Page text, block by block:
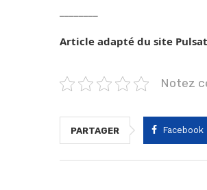
Article adapté du site
Notez
PARTAGER Facebook